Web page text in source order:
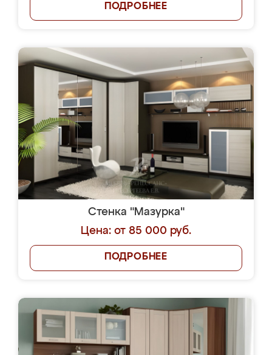
ПОДРОБНЕЕ
Стенка "Мазурка"
Цена: от 85 000 руб.
ПОДРОБНЕЕ